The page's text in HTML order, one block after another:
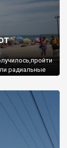
радиальные